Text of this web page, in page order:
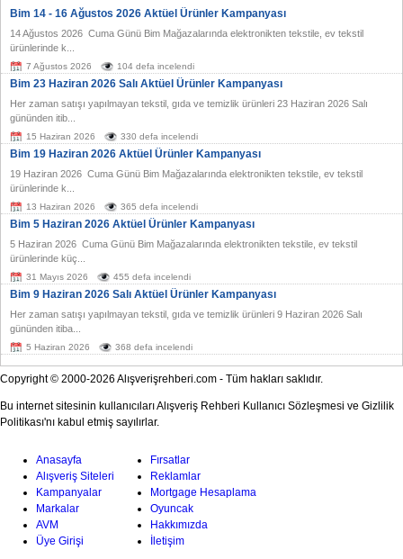
Bim 14 - 16 Ağustos 2026 Aktüel Ürünler Kampanyası
14 Ağustos 2026 Cuma Günü Bim Mağazalarında elektronikten tekstile, ev tekstil
ürünlerinde k...
7 Ağustos 2026 104 defa incelendi
Bim 23 Haziran 2026 Salı Aktüel Ürünler Kampanyası
Her zaman satışı yapılmayan tekstil, gıda ve temizlik ürünleri 23 Haziran 2026 Salı
gününden itib...
15 Haziran 2026 330 defa incelendi
Bim 19 Haziran 2026 Aktüel Ürünler Kampanyası
19 Haziran 2026 Cuma Günü Bim Mağazalarında elektronikten tekstile, ev tekstil
ürünlerinde k...
13 Haziran 2026 365 defa incelendi
Bim 5 Haziran 2026 Aktüel Ürünler Kampanyası
5 Haziran 2026 Cuma Günü Bim Mağazalarında elektronikten tekstile, ev tekstil
ürünlerinde küç...
31 Mayıs 2026 455 defa incelendi
Bim 9 Haziran 2026 Salı Aktüel Ürünler Kampanyası
Her zaman satışı yapılmayan tekstil, gıda ve temizlik ürünleri 9 Haziran 2026 Salı
gününden itiba...
5 Haziran 2026 368 defa incelendi
Copyright © 2000-2026 Alışverişrehberi.com - Tüm hakları saklıdır.
Bu internet sitesinin kullanıcıları Alışveriş Rehberi Kullanıcı Sözleşmesi ve Gizlilik
Politikası'nı kabul etmiş sayılırlar.
Anasayfa
Alışveriş Siteleri
Kampanyalar
Markalar
AVM
Üye Girişi
Fırsatlar
Reklamlar
Mortgage Hesaplama
Oyuncak
Hakkımızda
İletişim